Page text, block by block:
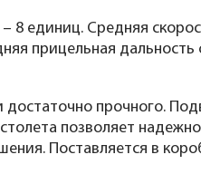
8 единиц. Средняя
прицельная
достаточно прочного.
позволяет
Поставляется в